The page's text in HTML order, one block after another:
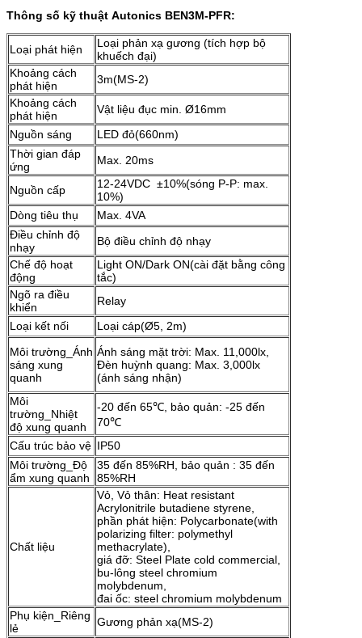
Thông số kỹ thuật Autonics BEN3M-PFR:
Loại phát hiện
Loại phản xạ gương (tích hợp bộ
khuếch đại)
Khoảng cách
phát hiện
3m(MS-2)
Khoảng cách
phát hiện
Vật liệu đục min. Ø16mm
Nguồn sáng
LED đỏ(660nm)
Thời gian đáp
ứng
Max. 20ms
Nguồn cấp
12-24VDC ±10%(sóng P-P: max.
10%)
Dòng tiêu thụ
Max. 4VA
Điều chỉnh độ
nhạy
Bộ điều chỉnh độ nhạy
Chế độ hoạt
động
Light ON/Dark ON(cài đặt bằng công
tắc)
Ngõ ra điều
khiển
Relay
Loại kết nối
Loại cáp(Ø5, 2m)
Môi trường_Ánh
sáng xung
quanh
Ánh sáng mặt trời: Max. 11,000lx,
Đèn huỳnh quang: Max. 3,000lx
(ánh sáng nhận)
Môi
trường_Nhiệt
độ xung quanh
-20 đến 65℃, bảo quản: -25 đến
70℃
Cấu trúc bảo vệ IP50
Môi trường_Độ
ẩm xung quanh
35 đến 85%RH, bảo quản : 35 đến
85%RH
Chất liệu
Vỏ, Vỏ thân: Heat resistant
Acrylonitrile butadiene styrene,
phần phát hiện: Polycarbonate(with
polarizing filter: polymethyl
methacrylate),
giá đỡ: Steel Plate cold commercial,
bu-lông steel chromium
molybdenum,
đai ốc: steel chromium molybdenum
Phụ kiện_Riêng
lẻ
Gương phản xạ(MS-2)